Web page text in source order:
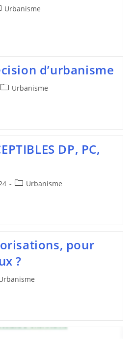
Urbanisme
d’urbanisme
PostUrbanisme
DP, PC,
PostUrbanisme
pour
?